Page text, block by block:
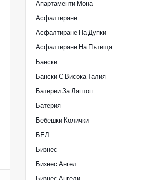
Апартаменти Мона
Асфалтиране
Асфалтиране На Дупки
Асфалтиране На Пътища
Бански
Бански С Висока Талия
Батерии За Лаптоп
Батерия
Бебешки Колички
БЕЛ
Бизнес
Бизнес Ангел